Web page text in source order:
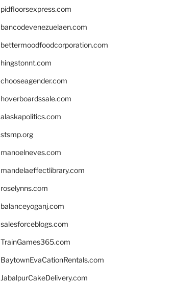
pidfloorsexpress.com
bancodevenezuelaen.com
bettermoodfoodcorporation.com
hingstonnt.com
chooseagender.com
hoverboardssale.com
alaskapolitics.com
stsmp.org
manoelneves.com
mandelaeffectlibrary.com
roselynns.com
balanceyoganj.com
salesforceblogs.com
TrainGames365.com
BaytownEvaCationRentals.com
JabalpurCakeDelivery.com